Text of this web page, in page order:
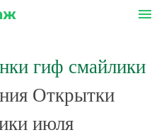
menu
гиф смайлики
Открытки
июля